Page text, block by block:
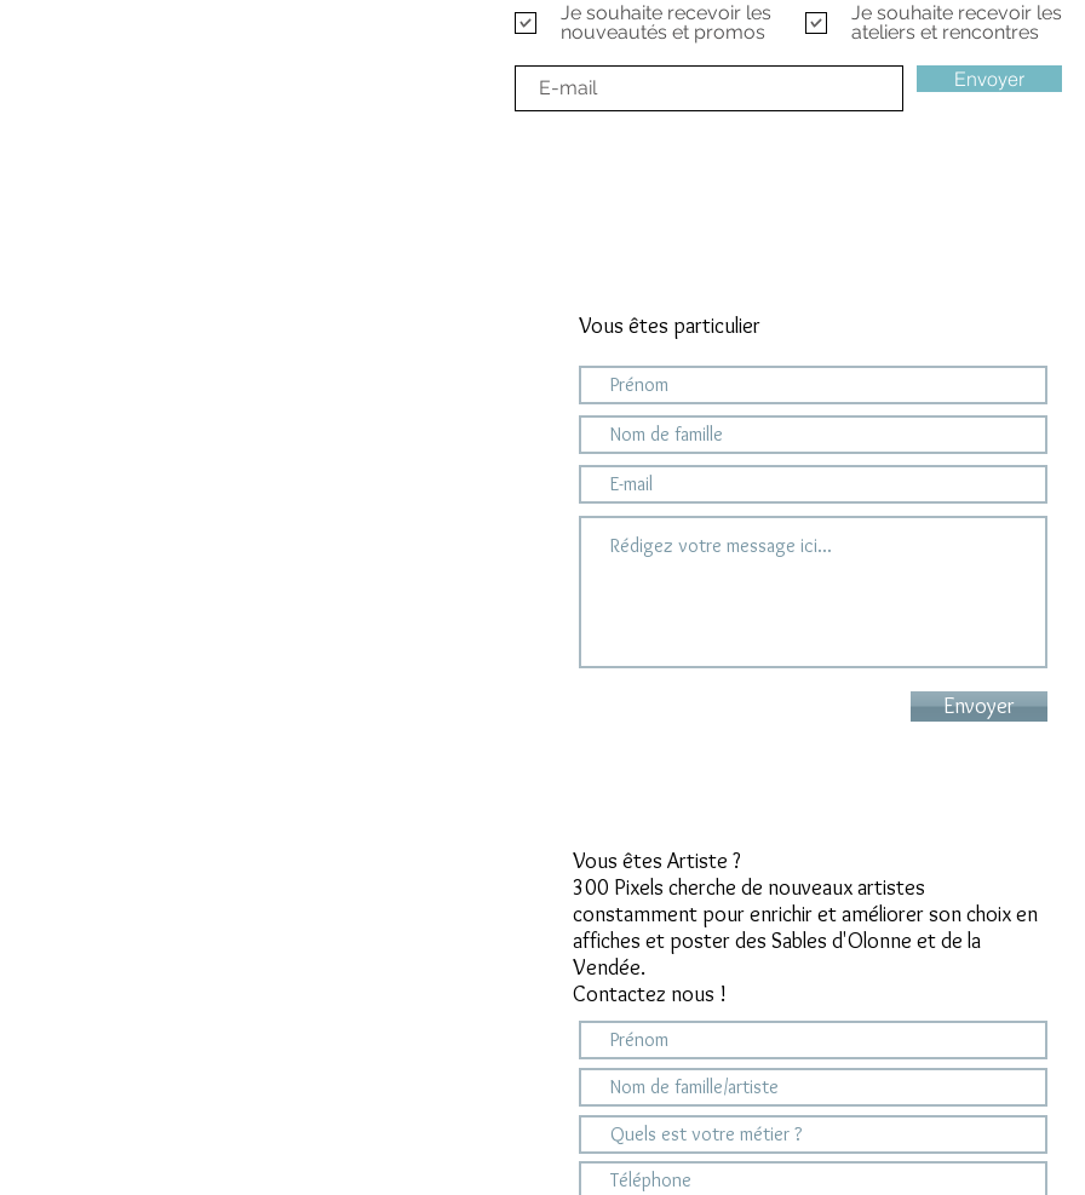
Je souhaite recevoir les
nouveautés et promos
Je souhaite recevoir les
ateliers et rencontres
Envoyer
Vous êtes particulier
Envoyer
Vous êtes Artiste ?
300 Pixels cherche de nouveaux artistes
constamment pour enrichir et améliorer son choix en
affiches et poster des Sables d'Olonne et de la
Vendée.
Contactez nous !